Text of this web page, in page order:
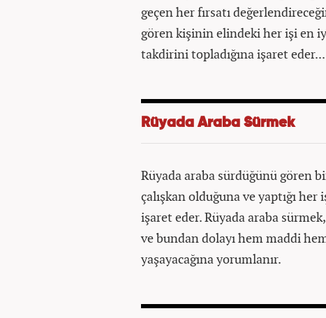
geçen her fırsatı
gören kişinin elindeki her işi en
takdirini topladığına işaret eder...
Rüyada Araba Sürmek
Rüyada araba sürdüğünü gören
çalışkan olduğuna ve yaptığı
işaret eder. Rüyada araba
ve bundan dolayı hem maddi
yaşayacağına yorumlanır.